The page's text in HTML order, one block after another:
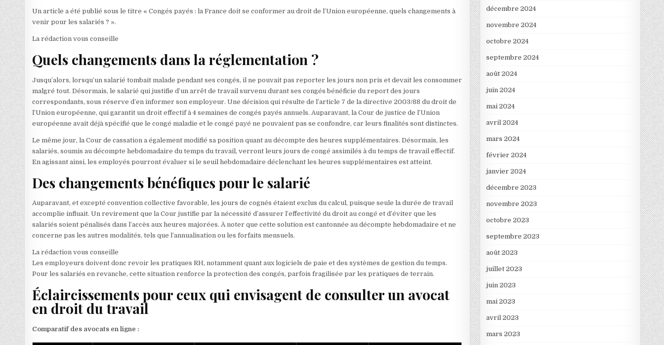
Un article a été publié sous le titre « Congés payés : la France doit se conformer au droit de l’Union européenne, quels changements à
venir pour les salariés ? ».
La rédaction vous conseille
Quels changements dans la réglementation ?
Jusqu’alors, lorsqu’un salarié tombait malade pendant ses congés, il ne pouvait pas reporter les jours non pris et devait les consommer
malgré tout. Désormais, le salarié qui justifie d’un arrêt de travail survenu durant ses congés bénéficie du report des jours
correspondants, sous réserve d’en informer son employeur. Une décision qui résulte de l’article 7 de la directive 2003/88 du droit de
l’Union européenne, qui garantit un droit effectif à 4 semaines de congés payés annuels. Auparavant, la Cour de justice de l’Union
européenne avait déjà spécifié que le congé maladie et le congé payé ne pouvaient pas se confondre, car leurs finalités sont distinctes.
Le même jour, la Cour de cassation a également modifié sa position quant au décompte des heures supplémentaires. Désormais, les
salariés, soumis au décompte hebdomadaire du temps du travail, verront leurs jours de congé assimilés à du temps de travail effectif.
En agissant ainsi, les employés pourront évaluer si le seuil hebdomadaire déclenchant les heures supplémentaires est atteint.
Des changements bénéfiques pour le salarié
Auparavant, et excepté convention collective favorable, les jours de cognés étaient exclus du calcul, puisque seule la durée de travail
accomplie influait. Un revirement que la Cour justifie par la nécessité d’assurer l’effectivité du droit au congé et d’éviter que les
salariés soient pénalisés dans l’accès aux heures majorées. À noter que cette solution est cantonnée au décompte hebdomadaire et ne
concerne pas les autres modalités, tels que l’annualisation ou les forfaits mensuels.
La rédaction vous conseille
Les employeurs doivent donc revoir les pratiques RH, notamment quant aux logiciels de paie et des systèmes de gestion du temps.
Pour les salariés en revanche, cette situation renforce la protection des congés, parfois fragilisée par les pratiques de terrain.
Éclaircissements pour ceux qui envisagent de consulter un avocat
en droit du travail
Comparatif des avocats en ligne :
décembre 2024
novembre 2024
octobre 2024
septembre 2024
août 2024
juin 2024
mai 2024
avril 2024
mars 2024
février 2024
janvier 2024
décembre 2023
novembre 2023
octobre 2023
septembre 2023
août 2023
juillet 2023
juin 2023
mai 2023
avril 2023
mars 2023